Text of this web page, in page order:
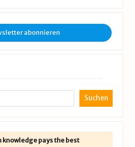
abonnieren
Suchen
knowledge pays the best